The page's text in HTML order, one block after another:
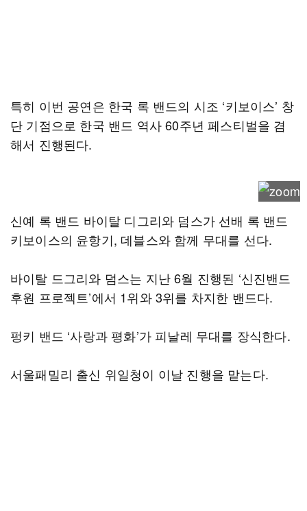
특히 이번 공연은 한국 록 밴드의 시조 ‘키보이스’ 창
단 기점으로 한국 밴드 역사 60주년 페스티벌을 겸
해서 진행된다.
신예 록 밴드 바이탈 디그리와 덤스가 선배 록 밴드
키보이스의 윤항기, 데블스와 함께 무대를 선다.
바이탈 드그리와 덤스는 지난 6월 진행된 ‘신진밴드
후원 프로젝트’에서 1위와 3위를 차지한 밴드다.
펑키 밴드 ‘사랑과 평화’가 피날레 무대를 장식한다.
서울패밀리 출신 위일청이 이날 진행을 맡는다.